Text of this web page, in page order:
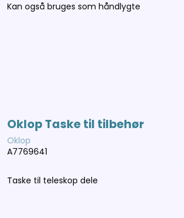
Kan også bruges som håndlygte
Oklop Taske til tilbehør
Oklop
A7769641
Taske til teleskop dele